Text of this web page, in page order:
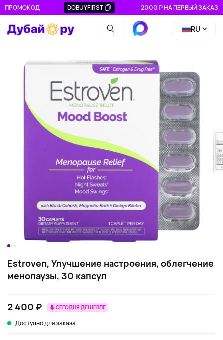
ПРОМОКОД DOBUYFIRST -2000 ₽ НА ПЕРВЫЙ ЗАКАЗ
RU
Estroven, Улучшение настроения, облегчение
менопаузы, 30 капсул
2 400 ₽ СЕГОДНЯ ДЕШЕВЛЕ
Доступно для заказа